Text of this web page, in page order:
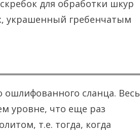
для обработки шкур
украшенный гребенчатым
ошлифованного сланца. Весь
уровне, что еще раз
т.е. тогда, когда